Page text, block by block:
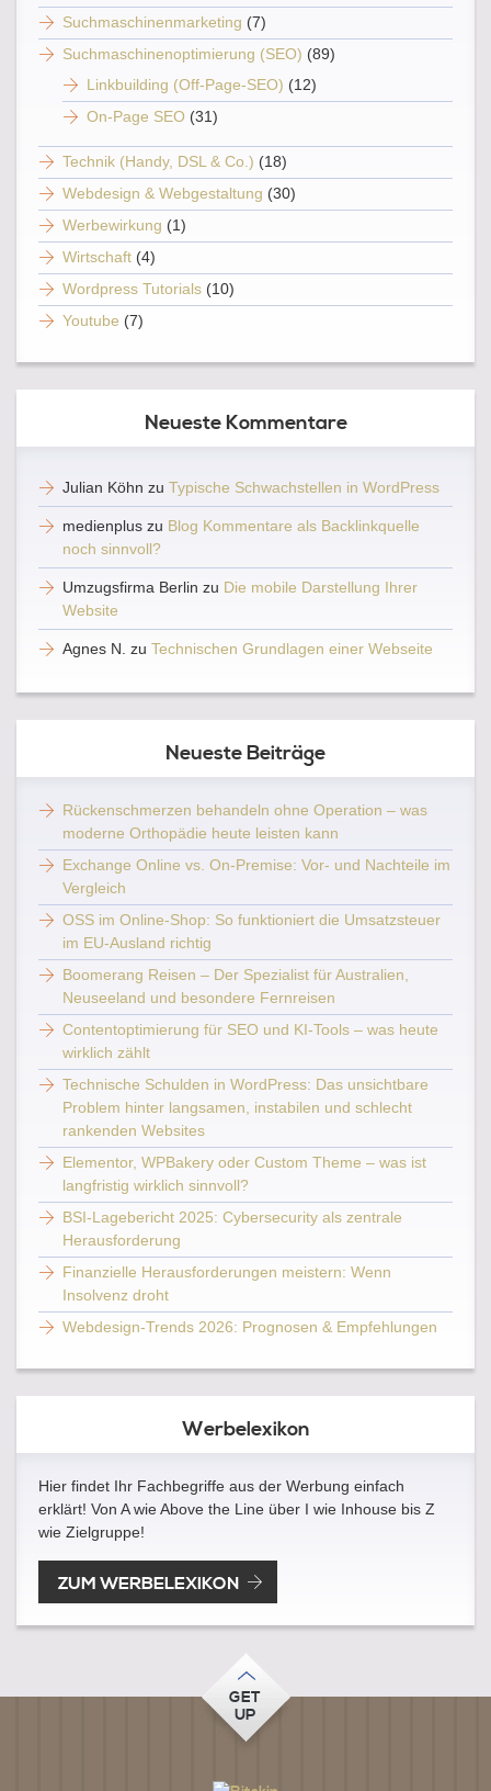
Suchmaschinenmarketing (7)
Suchmaschinenoptimierung (SEO) (89)
Linkbuilding (Off-Page-SEO) (12)
On-Page SEO (31)
Technik (Handy, DSL & Co.) (18)
Webdesign & Webgestaltung (30)
Werbewirkung (1)
Wirtschaft (4)
Wordpress Tutorials (10)
Youtube (7)
Neueste Kommentare
Julian Köhn zu Typische Schwachstellen in WordPress
medienplus zu Blog Kommentare als Backlinkquelle
noch sinnvoll?
Umzugsfirma Berlin zu Die mobile Darstellung Ihrer
Website
Agnes N. zu Technischen Grundlagen einer Webseite
Neueste Beiträge
Rückenschmerzen behandeln ohne Operation – was
moderne Orthopädie heute leisten kann
Exchange Online vs. On-Premise: Vor- und Nachteile im
Vergleich
OSS im Online-Shop: So funktioniert die Umsatzsteuer
im EU-Ausland richtig
Boomerang Reisen – Der Spezialist für Australien,
Neuseeland und besondere Fernreisen
Contentoptimierung für SEO und KI-Tools – was heute
wirklich zählt
Technische Schulden in WordPress: Das unsichtbare
Problem hinter langsamen, instabilen und schlecht
rankenden Websites
Elementor, WPBakery oder Custom Theme – was ist
langfristig wirklich sinnvoll?
BSI-Lagebericht 2025: Cybersecurity als zentrale
Herausforderung
Finanzielle Herausforderungen meistern: Wenn
Insolvenz droht
Webdesign-Trends 2026: Prognosen & Empfehlungen
Werbelexikon
Hier findet Ihr Fachbegriffe aus der Werbung einfach
erklärt! Von A wie Above the Line über I wie Inhouse bis Z
wie Zielgruppe!
ZUM WERBELEXIKON
GET
UP